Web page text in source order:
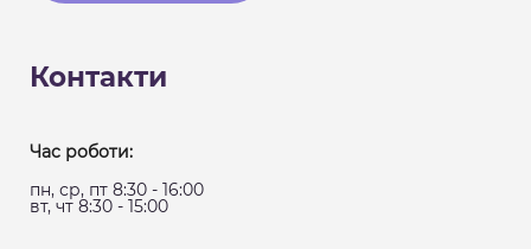
Контакти
Час роботи:
пн, ср, пт 8:30 - 16:00
вт, чт 8:30 - 15:00